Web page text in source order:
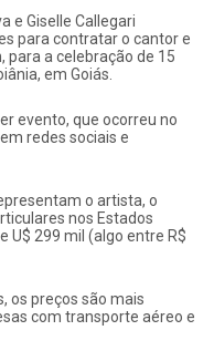
e Giselle Callegari
para contratar o cantor e
para a celebração de 15
em Goiás.
evento, que ocorreu no
redes sociais e
o artista, o
nos Estados
U$ 299 mil (algo entre R$
os preços são mais
com transporte aéreo e